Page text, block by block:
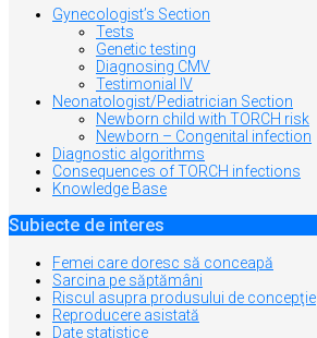
Gynecologist’s Section
Tests
Genetic testing
Diagnosing CMV
Testimonial IV
Neonatologist/Pediatrician Section
Newborn child with TORCH risk
Newborn – Congenital infection
Diagnostic algorithms
Consequences of TORCH infections
Knowledge Base
Subiecte de interes
Femei care doresc să conceapă
Sarcina pe săptămâni
Riscul asupra produsului de concepţie
Reproducere asistată
Date statistice